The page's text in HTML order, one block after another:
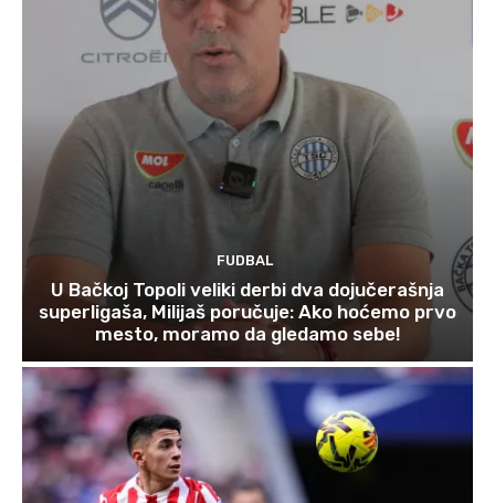
FUDBAL
U Bačkoj Topoli veliki derbi dva dojučerašnja
superligaša, Milijaš poručuje: Ako hoćemo prvo
mesto, moramo da gledamo sebe!